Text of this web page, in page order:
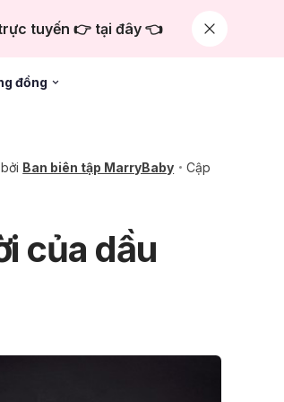
tuyến 👉 tại đây 👈
đồng
Ban biên tập MarryBaby
Cập
của dầu